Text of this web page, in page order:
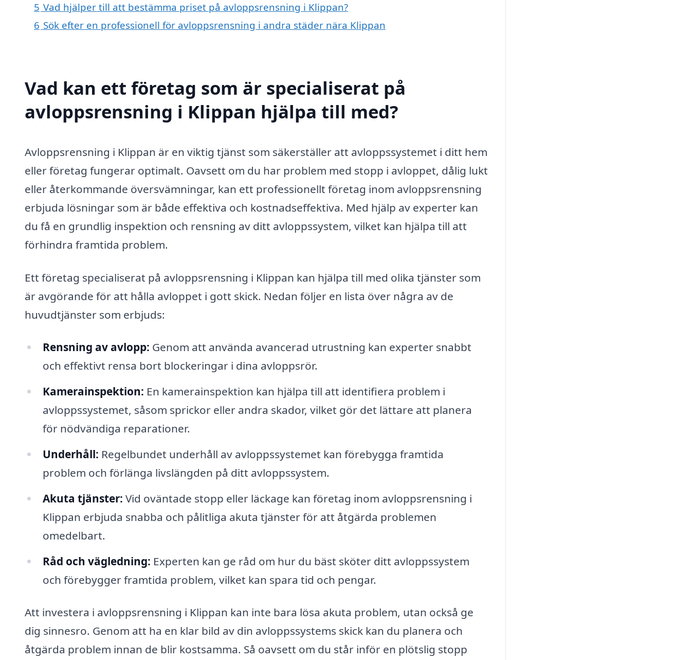
5 Vad hjälper till att bestämma priset på avloppsrensning i Klippan?
6 Sök efter en professionell för avloppsrensning i andra städer nära Klippan
Vad kan ett företag som är specialiserat på
avloppsrensning i Klippan hjälpa till med?
Avloppsrensning i Klippan är en viktig tjänst som säkerställer att avloppssystemet i ditt hem
eller företag fungerar optimalt. Oavsett om du har problem med stopp i avloppet, dålig lukt
eller återkommande översvämningar, kan ett professionellt företag inom avloppsrensning
erbjuda lösningar som är både effektiva och kostnadseffektiva. Med hjälp av experter kan
du få en grundlig inspektion och rensning av ditt avloppssystem, vilket kan hjälpa till att
förhindra framtida problem.
Ett företag specialiserat på avloppsrensning i Klippan kan hjälpa till med olika tjänster som
är avgörande för att hålla avloppet i gott skick. Nedan följer en lista över några av de
huvudtjänster som erbjuds:
Rensning av avlopp: Genom att använda avancerad utrustning kan experter snabbt
och effektivt rensa bort blockeringar i dina avloppsrör.
Kamerainspektion: En kamerainspektion kan hjälpa till att identifiera problem i
avloppssystemet, såsom sprickor eller andra skador, vilket gör det lättare att planera
för nödvändiga reparationer.
Underhåll: Regelbundet underhåll av avloppssystemet kan förebygga framtida
problem och förlänga livslängden på ditt avloppssystem.
Akuta tjänster: Vid oväntade stopp eller läckage kan företag inom avloppsrensning i
Klippan erbjuda snabba och pålitliga akuta tjänster för att åtgärda problemen
omedelbart.
Råd och vägledning: Experten kan ge råd om hur du bäst sköter ditt avloppssystem
och förebygger framtida problem, vilket kan spara tid och pengar.
Att investera i avloppsrensning i Klippan kan inte bara lösa akuta problem, utan också ge
dig sinnesro. Genom att ha en klar bild av din avloppssystems skick kan du planera och
åtgärda problem innan de blir kostsamma. Så oavsett om du står inför en plötslig stopp